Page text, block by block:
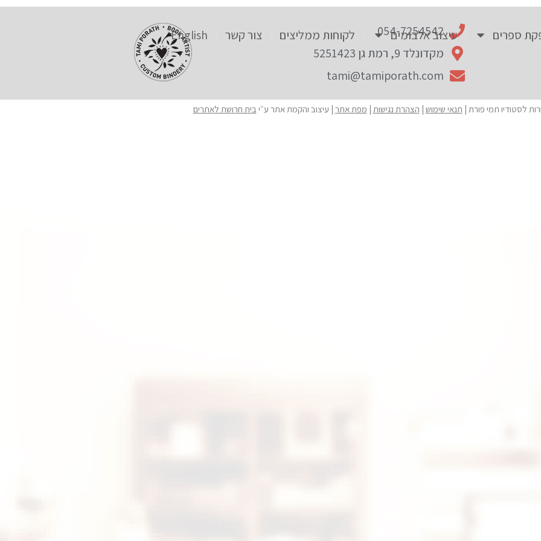
ספרים עיצוב אלבומים לקוחות ממליצים צור קשר English
054-7254542
מקדונלד 9, רמת גן 5251423
tami@tamiporath.com
תנאי שימוש | הצהרת נגישות | מפת אתר | עיצוב והקמת אתר ע״י בית חרושת לאתרים